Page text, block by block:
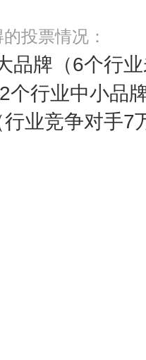
投票情况：
品牌 （6个行
个行业中小品
行业竞争对手7